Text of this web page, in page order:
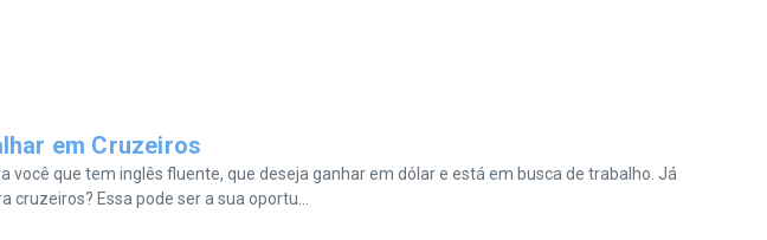
em Cruzeiros
você que tem inglês fluente, que deseja ganhar em dólar e está em busca de trabalho. Já
cruzeiros? Essa pode ser a sua oportu...